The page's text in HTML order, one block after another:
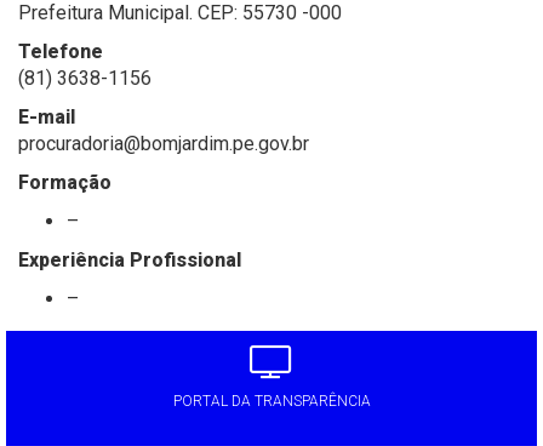
Prefeitura Municipal. CEP: 55730 -000
Telefone
(81) 3638-1156
E-mail
procuradoria@bomjardim.pe.gov.br
Formação
–
Experiência Profissional
–
PORTAL DA TRANSPARÊNCIA